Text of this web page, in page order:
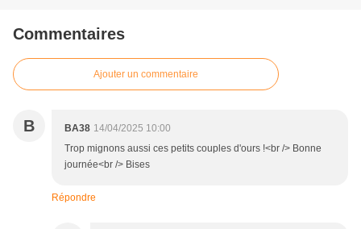
Commentaires
Ajouter un commentaire
B BA38 14/04/2025 10:00
Trop mignons aussi ces petits couples d'ours !<br /> Bonne
journée<br /> Bises
Répondre